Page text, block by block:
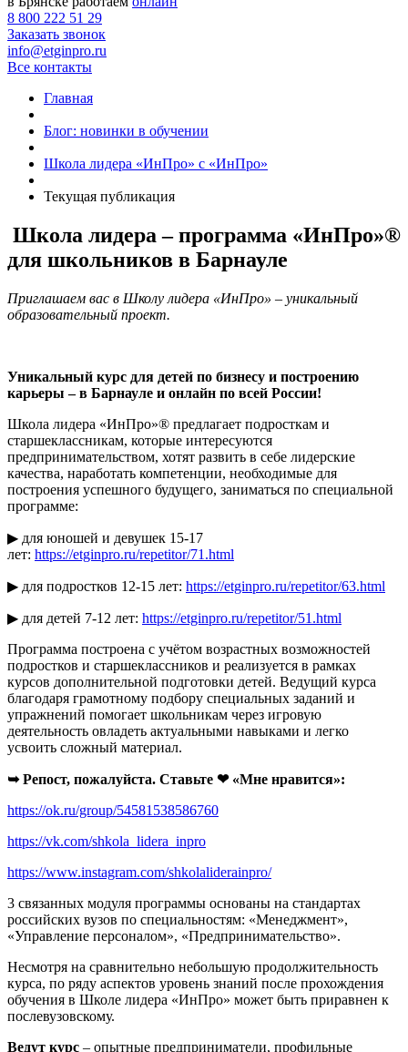
8 800 222 51 29
Заказать звонок
info@etginpro.ru
Все контакты
Главная
Блог: новинки в обучении
Школа лидера «ИнПро» с «ИнПро»
Текущая публикация
Школа лидера – программа «ИнПро»®
для школьников в Барнауле
Приглашаем вас в Школу лидера «ИнПро» – уникальный
образовательный проект.
Уникальный курс для детей по бизнесу и построению
карьеры – в Барнауле и онлайн по всей России!
Школа лидера «ИнПро»® предлагает подросткам и
старшеклассникам, которые интересуются
предпринимательством, хотят развить в себе лидерские
качества, наработать компетенции, необходимые для
построения успешного будущего, заниматься по специальной
программе:
▶ для юношей и девушек 15-17
лет: https://etginpro.ru/repetitor/71.html
▶ для подростков 12-15 лет: https://etginpro.ru/repetitor/63.html
▶ для детей 7-12 лет: https://etginpro.ru/repetitor/51.html
Программа построена с учётом возрастных возможностей
подростков и старшеклассников и реализуется в рамках
курсов дополнительной подготовки детей. Ведущий курса
благодаря грамотному подбору специальных заданий и
упражнений помогает школьникам через игровую
деятельность овладеть актуальными навыками и легко
усвоить сложный материал.
➥ Репост, пожалуйста. Ставьте ❤ «Мне нравится»:
https://ok.ru/group/54581538586760
https://vk.com/shkola_lidera_inpro
https://www.instagram.com/shkolaliderainpro/
3 связанных модуля программы основаны на стандартах
российских вузов по специальностям: «Менеджмент»,
«Управление персоналом», «Предпринимательство».
Несмотря на сравнительно небольшую продолжительность
курса, по ряду аспектов уровень знаний после прохождения
обучения в Школе лидера «ИнПро» может быть приравнен к
послевузовскому.
Ведут курс – опытные предприниматели, профильные